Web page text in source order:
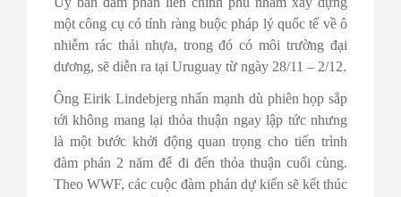
một công cụ có tính ràng buộc pháp lý quốc tế về ô
nhiễm rác thải nhựa, trong đó có môi trường đại
dương, sẽ diễn ra tại Uruguay từ ngày 28/11 – 2/12.
Ông Eirik Lindebjerg nhấn mạnh dù phiên họp sắp
tới không mang lại thỏa thuận ngay lập tức nhưng
là một bước khởi động quan trọng cho tiến trình
đàm phán 2 năm để đi đến thỏa thuận cuối cùng.
Theo WWF, các cuộc đàm phán dự kiến sẽ kết thúc